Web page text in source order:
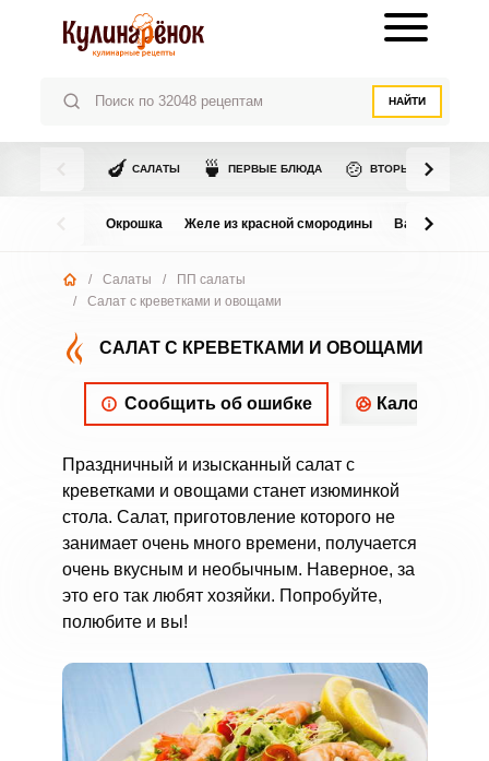
НАЙТИ
🍆 САЛАТЫ 🍵 ПЕРВЫЕ БЛЮДА 🍲 ВТОРЫЕ БЛЮДА
Окрошка Желе из красной смородины Варенье из
/ Салаты /
ПП салаты
/
Салат с креветками и овощами
САЛАТ С КРЕВЕТКАМИ И ОВОЩАМИ
Сообщить об ошибке
Праздничный и изысканный салат с
креветками и овощами станет изюминкой
стола. Салат, приготовление которого не
занимает очень много времени, получается
очень вкусным и необычным. Наверное, за
это его так любят хозяйки. Попробуйте,
полюбите и вы!